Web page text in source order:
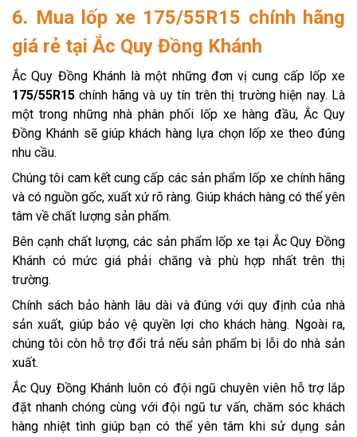
6. Mua lốp xe 175/55R15 chính hãng
giá rẻ tại Ắc Quy Đồng Khánh
Ắc Quy Đồng Khánh là một những đơn vị cung cấp lốp xe
175/55R15 chính hãng và uy tín trên thị trường hiện nay. Là
một trong những nhà phân phối lốp xe hàng đầu, Ắc Quy
Đồng Khánh sẽ giúp khách hàng lựa chọn lốp xe theo đúng
nhu cầu.
Chúng tôi cam kết cung cấp các sản phẩm lốp xe chính hãng
và có nguồn gốc, xuất xứ rõ ràng. Giúp khách hàng có thể yên
tâm về chất lượng sản phẩm.
Bên cạnh chất lượng, các sản phẩm lốp xe tại Ắc Quy Đồng
Khánh có mức giá phải chăng và phù hợp nhất trên thị
trường.
Chính sách bảo hành lâu dài và đúng với quy định của nhà
sản xuất, giúp bảo vệ quyền lợi cho khách hàng. Ngoài ra,
chúng tôi còn hỗ trợ đổi trả nếu sản phẩm bị lỗi do nhà sản
xuất.
Ắc Quy Đồng Khánh luôn có đội ngũ chuyên viên hỗ trợ lắp
đặt nhanh chóng cùng với đội ngũ tư vấn, chăm sóc khách
hàng nhiệt tình giúp bạn có thể yên tâm khi sử dụng sản